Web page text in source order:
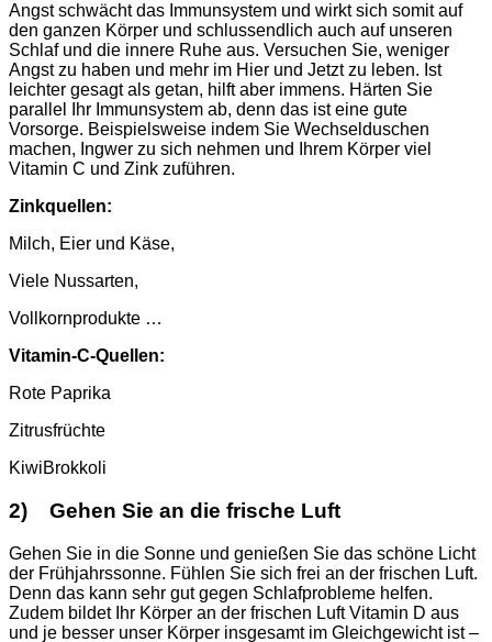
Angst schwächt das Immunsystem und wirkt sich somit auf
den ganzen Körper und schlussendlich auch auf unseren
Schlaf und die innere Ruhe aus. Versuchen Sie, weniger
Angst zu haben und mehr im Hier und Jetzt zu leben. Ist
leichter gesagt als getan, hilft aber immens. Härten Sie
parallel Ihr Immunsystem ab, denn das ist eine gute
Vorsorge. Beispielsweise indem Sie Wechselduschen
machen, Ingwer zu sich nehmen und Ihrem Körper viel
Vitamin C und Zink zuführen.
Zinkquellen:
Milch, Eier und Käse,
Viele Nussarten,
Vollkornprodukte …
Vitamin-C-Quellen:
Rote Paprika
Zitrusfrüchte
KiwiBrokkoli
2) Gehen Sie an die frische Luft
Gehen Sie in die Sonne und genießen Sie das schöne Licht
der Frühjahrssonne. Fühlen Sie sich frei an der frischen Luft.
Denn das kann sehr gut gegen Schlafprobleme helfen.
Zudem bildet Ihr Körper an der frischen Luft Vitamin D aus
und je besser unser Körper insgesamt im Gleichgewicht ist –